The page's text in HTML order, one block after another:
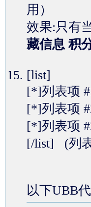
用）
效果:只有
藏信息 积
[list]
[*]列表项
[*]列表项
[*]列表项
[/list] (列
以下UBB